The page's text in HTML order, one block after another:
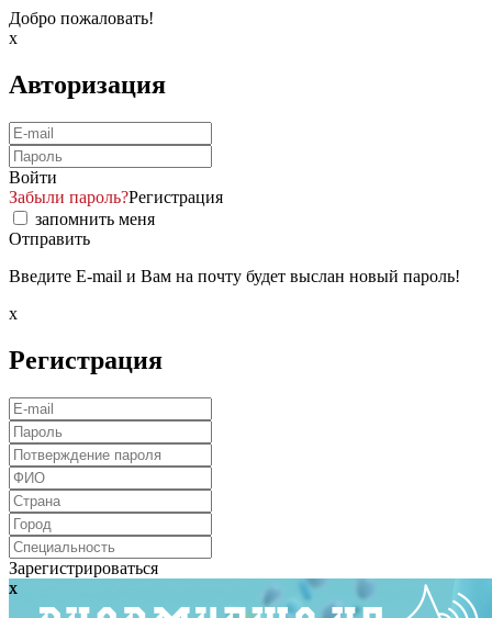
Добро пожаловать!
x
Авторизация
Войти
Забыли пароль?Регистрация
запомнить меня
Отправить
Введите E-mail и Вам на почту будет выслан новый пароль!
x
Регистрация
Зарегистрироваться
x
x